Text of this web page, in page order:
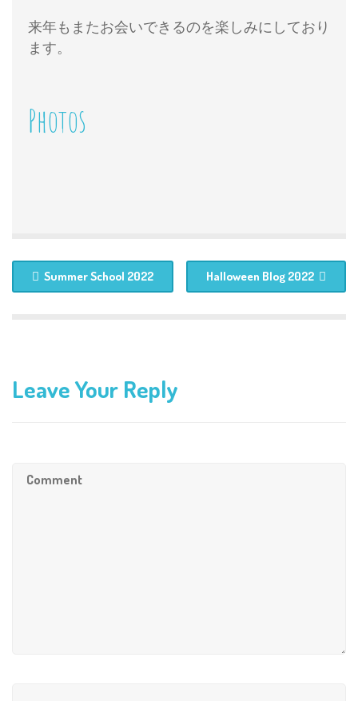
来年もまたお会いできるのを楽しみにしており
ます。
Photos
Summer School 2022 Halloween Blog 2022
Leave Your Reply